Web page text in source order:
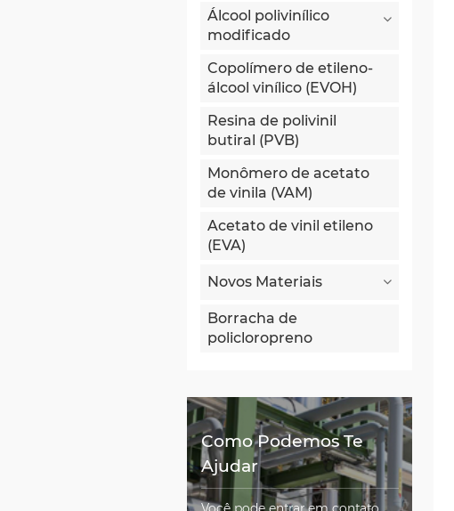
Álcool polivinílico
modificado
Copolímero de etileno-
álcool vinílico (EVOH)
Resina de polivinil
butiral (PVB)
Monômero de acetato
de vinila (VAM)
Acetato de vinil etileno
(EVA)
Novos Materiais
Borracha de
policloropreno
Como Podemos Te
Ajudar